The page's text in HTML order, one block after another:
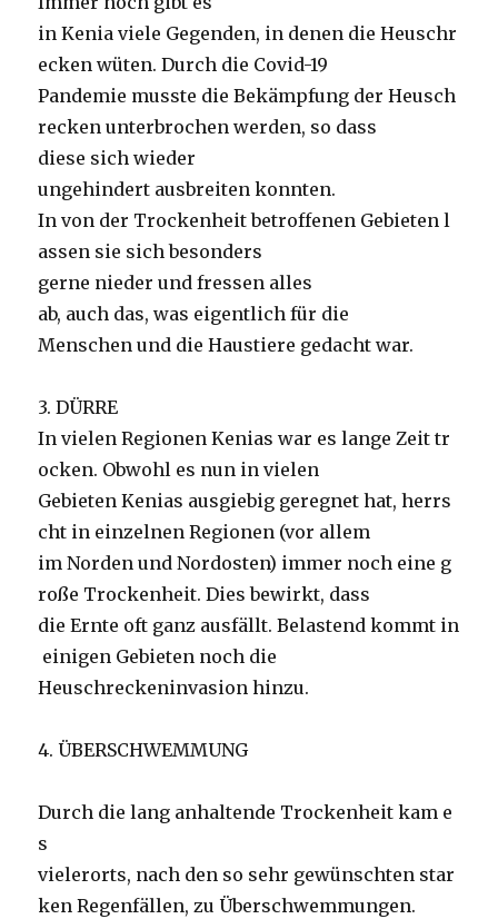
in Kenia viele Gegenden, in denen die Heuschr
ecken wüten. Durch die Covid-19
Pandemie musste die Bekämpfung der Heusch
recken unterbrochen werden, so dass
diese sich wieder
ungehindert ausbreiten konnten.
In von der Trockenheit betroffenen Gebieten l
assen sie sich besonders
gerne nieder und fressen alles
ab, auch das, was eigentlich für die
Menschen und die Haustiere gedacht war.
3. DÜRRE
In vielen Regionen Kenias war es lange Zeit tr
ocken. Obwohl es nun in vielen
Gebieten Kenias ausgiebig geregnet hat, herrs
cht in einzelnen Regionen (vor allem
im Norden und Nordosten) immer noch eine g
roße Trockenheit. Dies bewirkt, dass
die Ernte oft ganz ausfällt. Belastend kommt in
einigen Gebieten noch die
Heuschreckeninvasion hinzu.
4. ÜBERSCHWEMMUNG
Durch die lang anhaltende Trockenheit kam e
s
vielerorts, nach den so sehr gewünschten star
ken Regenfällen, zu Überschwemmungen.